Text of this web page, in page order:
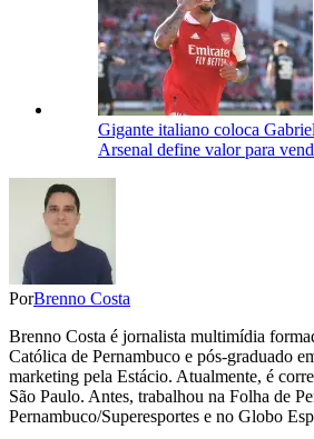
Gigante italiano coloca
Arsenal define valor para
PorBrenno Costa
Brenno Costa é jornalista multimídia
Católica de Pernambuco e pós-graduado
marketing pela Estácio. Atualmente, é
São Paulo. Antes, trabalhou na Folha de
Pernambuco/Superesportes e no Globo